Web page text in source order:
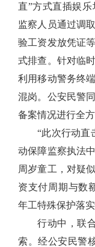
直”方式直插娱
监察人员通过调
验工资发放凭证
式排查。针对临
利用移动警务终
混岗。公安民警
备案情况进行全方
“此次行动直
动保障监察执法
周岁童工，对疑
资支付周期与数
年工特殊保护落实
行动中，联
索。经公安民警